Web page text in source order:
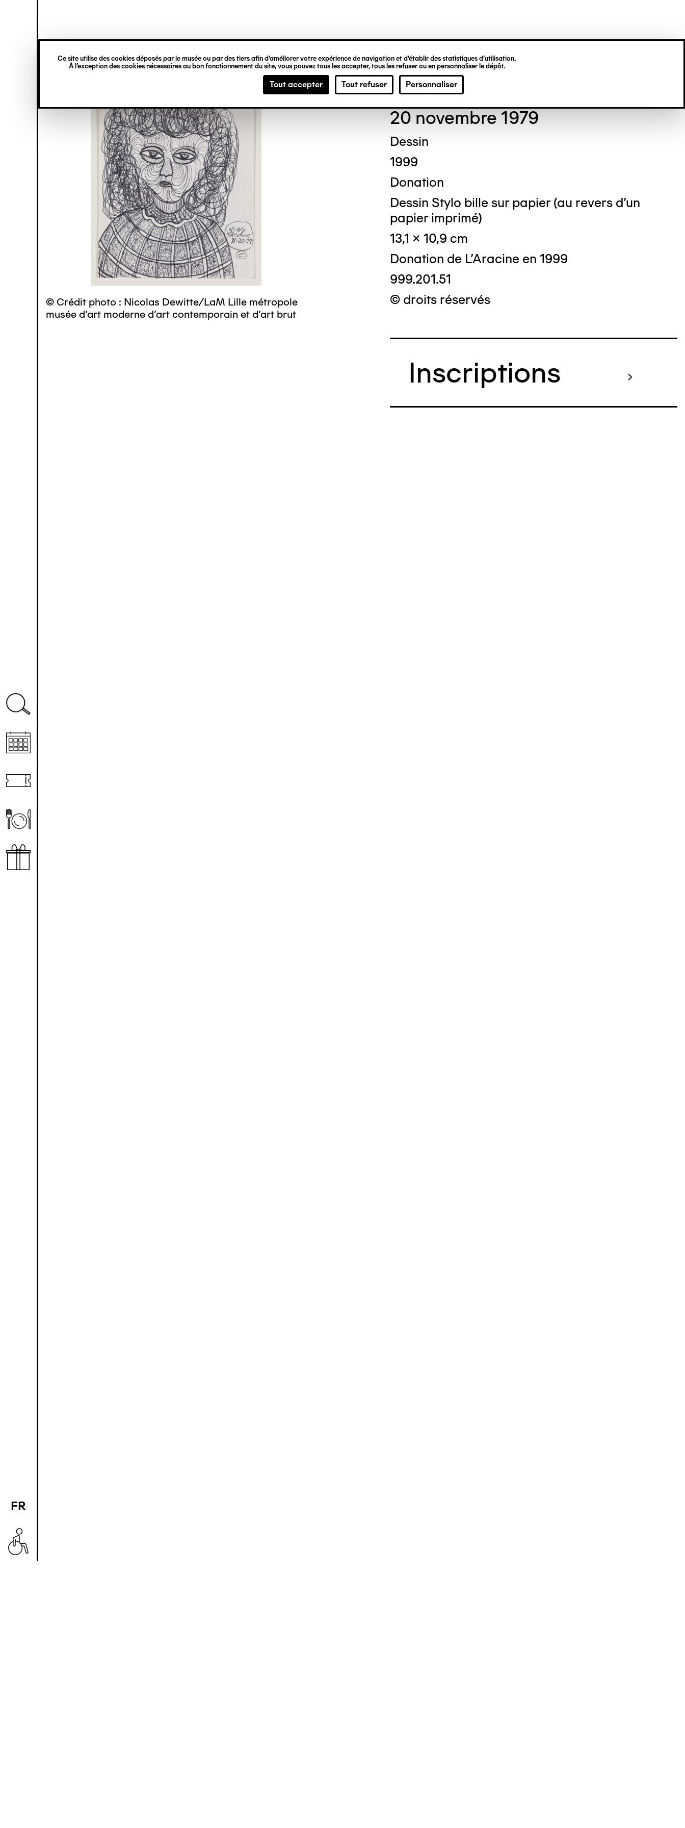
Ce site utilise des cookies déposés par le musée ou par des tiers afin d’améliorer votre expérience de navigation et d’établir des statistiques d’utilisation.
À l’exception des cookies nécessaires au bon fonctionnement du site, vous pouvez tous les accepter, tous les refuser ou en personnaliser le dépôt.
Tout accepter Tout refuser Personnaliser
principal
verticale
FR
EN
© Crédit photo : Nicolas Dewitte/LaM Lille métropole
musée d’art moderne d’art contemporain et d’art brut
Ted GORDON
20 novembre 1979
Dessin
1999
Donation
Dessin Stylo bille sur papier (au revers d'un
papier imprimé)
13,1 x 10,9 cm
Donation de L'Aracine en 1999
999.201.51
© droits réservés
Inscriptions